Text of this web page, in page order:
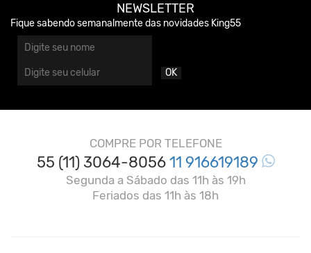
NEWSLETTER
Fique sabendo semanalmente das novidades King55
OK
COMPRE POR TELEFONE
55 (11) 3064-805611 916619189
Segunda a Sábado das 11h às 19h
Feriados das 11h às 18h